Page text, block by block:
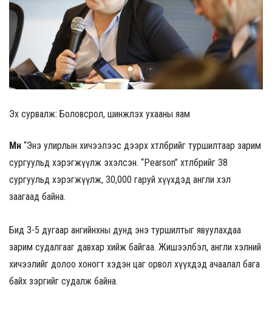
Эх сурвалж: Боловсрол, шинжлэх ухааны яам
Мөн “Энэ улирлын хичээлээс дээрх хөтөлбөрийг туршилтаар зарим
сургуульд хэрэгжүүлж эхэлсэн. “Pearson” хөтөлбөрийг 38
сургуульд хэрэгжүүлж, 30,000 гаруй хүүхдэд англи хэл
заагаад байна.
Бид 3-5 дугаар ангийнхны дунд энэ туршилтыг явуулахдаа
зарим судалгааг давхар хийж байгаа. Жишээлбэл, англи хэлний
хичээлийг долоо хоногт хэдэн цаг орвол хүүхдэд ачаалал бага
байх зэргийг судалж байна.